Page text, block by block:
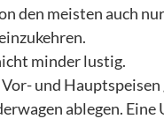
meisten auch
minder lustig.
und
ablegen.